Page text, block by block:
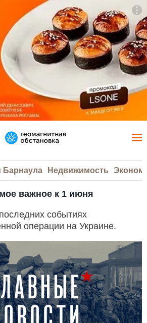
Барнаула Недвижимость
важное к 1 июня
событиях
операции на Украине.